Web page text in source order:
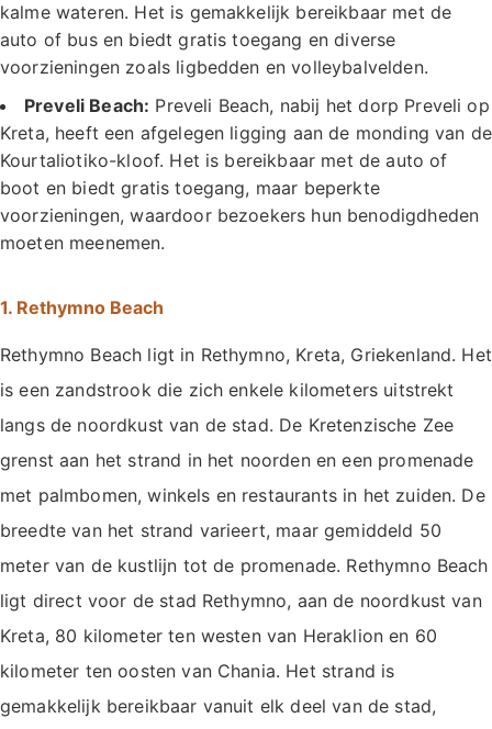
kalme wateren. Het is gemakkelijk bereikbaar met de
auto of bus en biedt gratis toegang en diverse
voorzieningen zoals ligbedden en volleybalvelden.
Preveli Beach: Preveli Beach, nabij het dorp Preveli op
Kreta, heeft een afgelegen ligging aan de monding van de
Kourtaliotiko-kloof. Het is bereikbaar met de auto of
boot en biedt gratis toegang, maar beperkte
voorzieningen, waardoor bezoekers hun benodigdheden
moeten meenemen.
1. Rethymno Beach
Rethymno Beach ligt in Rethymno, Kreta, Griekenland. Het
is een zandstrook die zich enkele kilometers uitstrekt
langs de noordkust van de stad. De Kretenzische Zee
grenst aan het strand in het noorden en een promenade
met palmbomen, winkels en restaurants in het zuiden. De
breedte van het strand varieert, maar gemiddeld 50
meter van de kustlijn tot de promenade. Rethymno Beach
ligt direct voor de stad Rethymno, aan de noordkust van
Kreta, 80 kilometer ten westen van Heraklion en 60
kilometer ten oosten van Chania. Het strand is
gemakkelijk bereikbaar vanuit elk deel van de stad,